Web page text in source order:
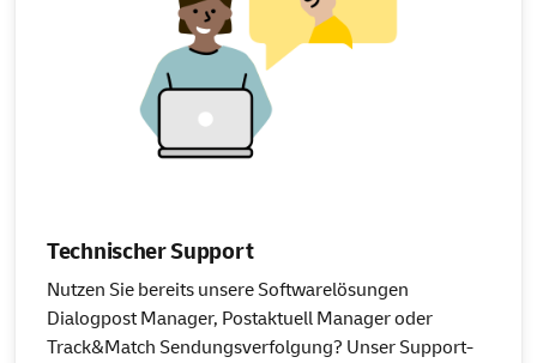
Technischer Support
Nutzen Sie bereits unsere Softwarelösungen
Dialogpost Manager, Postaktuell Manager oder
Track&Match Sendungsverfolgung? Unser Support-